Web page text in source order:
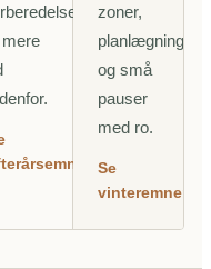
zoner,
planlægning
og små
pauser
med ro.
Se
vinteremner